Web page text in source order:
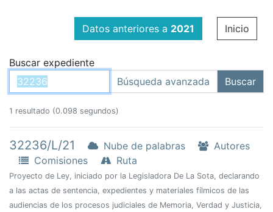
Datos anteriores a 2021 Inicio
Buscar expediente
1 resultado (0.098 segundos)
32236/L/21 Nube de palabras
Autores
Comisiones
Ruta
Proyecto de Ley, iniciado por la Legisladora De La Sota, declarando
a las actas de sentencia, expedientes y materiales fílmicos de las
audiencias de los procesos judiciales de Memoria, Verdad y Justicia,